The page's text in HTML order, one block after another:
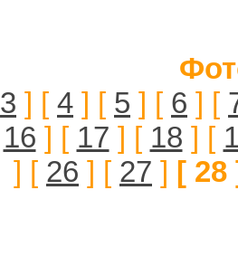
3 ] [ 4 ] [ 5 ] [ 6 ] [
16 ] [ 17 ] [ 18 ] [
] [ 26 ] [ 27 ] [ 28